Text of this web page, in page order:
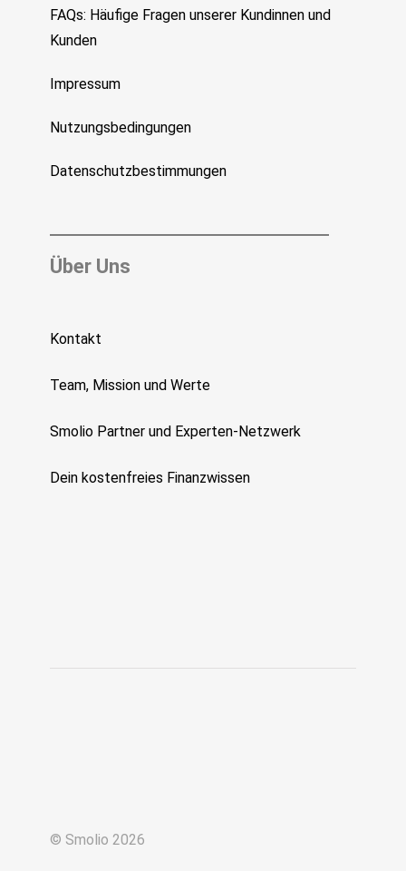
FAQs: Häufige Fragen unserer Kundinnen und
Kunden
Impressum
Nutzungsbedingungen
Datenschutzbestimmungen
Über Uns
Kontakt
Team, Mission und Werte
Smolio Partner und Experten-Netzwerk
Dein kostenfreies Finanzwissen
© Smolio 2026